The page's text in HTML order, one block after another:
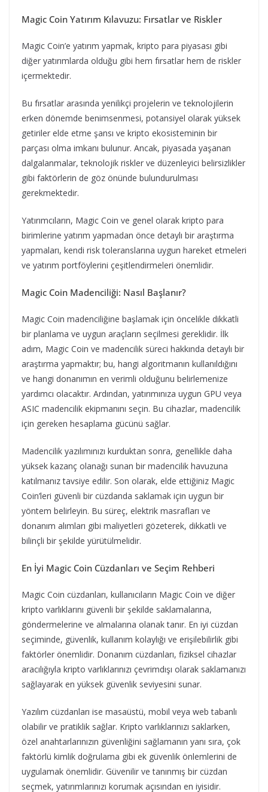
Magic Coin Yatırım Kılavuzu: Fırsatlar ve Riskler
Magic Coin’e yatırım yapmak, kripto para piyasası gibi
diğer yatırımlarda olduğu gibi hem fırsatlar hem de riskler
içermektedir.
Bu fırsatlar arasında yenilikçi projelerin ve teknolojilerin
erken dönemde benimsenmesi, potansiyel olarak yüksek
getiriler elde etme şansı ve kripto ekosisteminin bir
parçası olma imkanı bulunur. Ancak, piyasada yaşanan
dalgalanmalar, teknolojik riskler ve düzenleyici belirsizlikler
gibi faktörlerin de göz önünde bulundurulması
gerekmektedir.
Yatırımcıların, Magic Coin ve genel olarak kripto para
birimlerine yatırım yapmadan önce detaylı bir araştırma
yapmaları, kendi risk toleranslarına uygun hareket etmeleri
ve yatırım portföylerini çeşitlendirmeleri önemlidir.
Magic Coin Madenciliği: Nasıl Başlanır?
Magic Coin madenciliğine başlamak için öncelikle dikkatli
bir planlama ve uygun araçların seçilmesi gereklidir. İlk
adım, Magic Coin ve madencilik süreci hakkında detaylı bir
araştırma yapmaktır; bu, hangi algoritmanın kullanıldığını
ve hangi donanımın en verimli olduğunu belirlemenize
yardımcı olacaktır. Ardından, yatırımınıza uygun GPU veya
ASIC madencilik ekipmanını seçin. Bu cihazlar, madencilik
için gereken hesaplama gücünü sağlar.
Madencilik yazılımınızı kurduktan sonra, genellikle daha
yüksek kazanç olanağı sunan bir madencilik havuzuna
katılmanız tavsiye edilir. Son olarak, elde ettiğiniz Magic
Coin’leri güvenli bir cüzdanda saklamak için uygun bir
yöntem belirleyin. Bu süreç, elektrik masrafları ve
donanım alımları gibi maliyetleri gözeterek, dikkatli ve
bilinçli bir şekilde yürütülmelidir.
En İyi Magic Coin Cüzdanları ve Seçim Rehberi
Magic Coin cüzdanları, kullanıcıların Magic Coin ve diğer
kripto varlıklarını güvenli bir şekilde saklamalarına,
göndermelerine ve almalarına olanak tanır. En iyi cüzdan
seçiminde, güvenlik, kullanım kolaylığı ve erişilebilirlik gibi
faktörler önemlidir. Donanım cüzdanları, fiziksel cihazlar
aracılığıyla kripto varlıklarınızı çevrimdışı olarak saklamanızı
sağlayarak en yüksek güvenlik seviyesini sunar.
Yazılım cüzdanları ise masaüstü, mobil veya web tabanlı
olabilir ve pratiklik sağlar. Kripto varlıklarınızı saklarken,
özel anahtarlarınızın güvenliğini sağlamanın yanı sıra, çok
faktörlü kimlik doğrulama gibi ek güvenlik önlemlerini de
uygulamak önemlidir. Güvenilir ve tanınmış bir cüzdan
seçmek, yatırımlarınızı korumak açısından en iyisidir.